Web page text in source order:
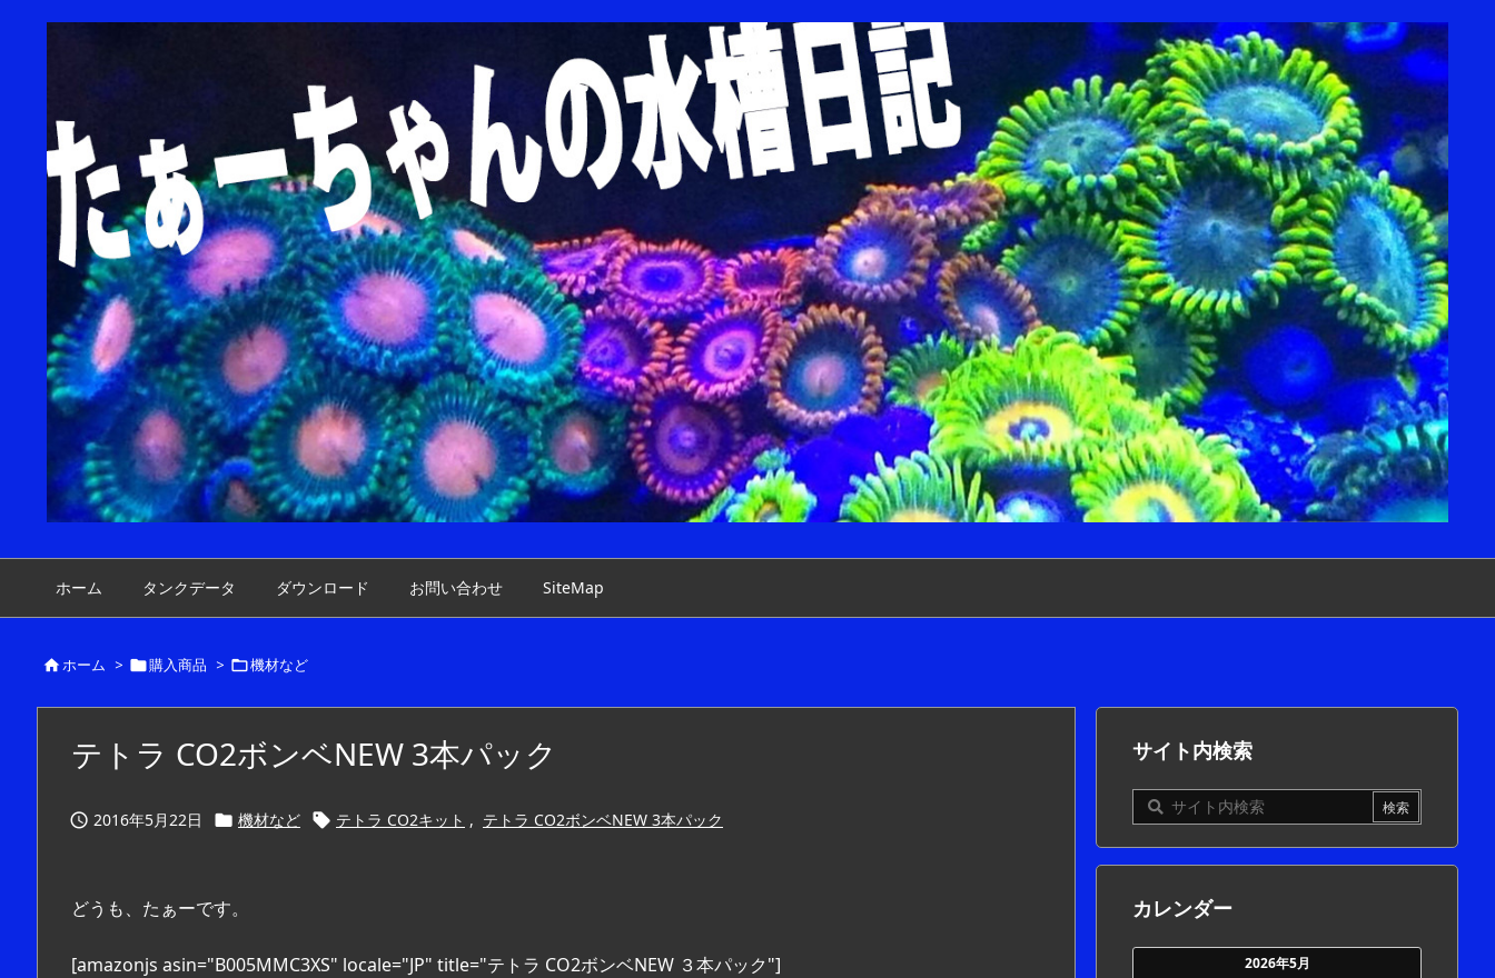
ホーム タンクデータ ダウンロード お問い合わせ SiteMap
ホーム > 購入商品 > 機材など
テトラ CO2ボンベNEW 3本パック
 2016年5月22日  機材など  テトラ CO2キット , テトラ CO2ボンベNEW 3本パック
どうも、たぁーです。
[amazonjs asin="B005MMC3XS" locale="JP" title="テトラ CO2ボンベNEW ３本パック"]
サイト内検索
カレンダー
2026年5月